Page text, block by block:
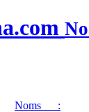
Noms :